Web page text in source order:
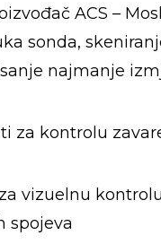
ACS –
sonda,
najmanje
za kontrolu
vizuelnu kontrolu
spojeva